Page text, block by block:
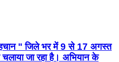
पहचान " जिले भर में 9 से 17 अगस्त
जा रहा है। अभियान के